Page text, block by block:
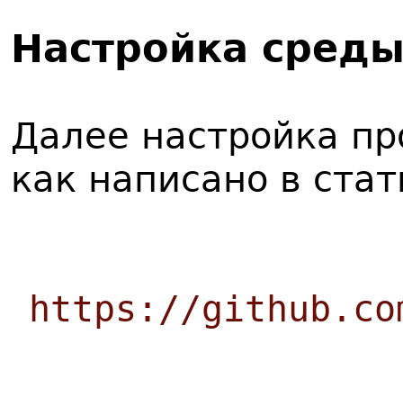
Настройка
Далее настройка
как написано в
https://